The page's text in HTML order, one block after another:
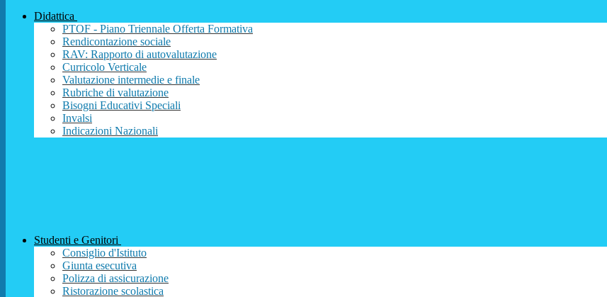
Didattica
PTOF - Piano Triennale Offerta Formativa
Rendicontazione sociale
RAV: Rapporto di autovalutazione
Curricolo Verticale
Valutazione intermedie e finale
Rubriche di valutazione
Bisogni Educativi Speciali
Invalsi
Indicazioni Nazionali
Studenti e Genitori
Consiglio d'Istituto
Giunta esecutiva
Polizza di assicurazione
Ristorazione scolastica